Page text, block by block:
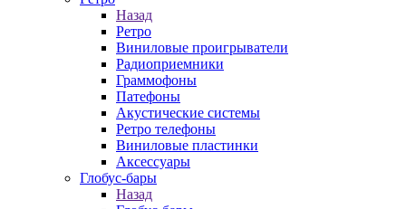
Назад
Ретро
Виниловые проигрыватели
Радиоприемники
Граммофоны
Патефоны
Акустические системы
Ретро телефоны
Виниловые пластинки
Аксессуары
Глобус-бары
Назад